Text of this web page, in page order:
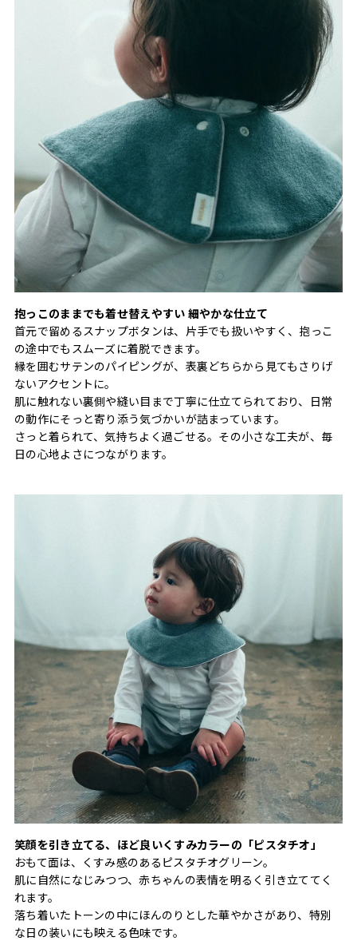
抱っこのままでも着せ替えやすい 細やかな仕立て
首元で留めるスナップボタンは、片手でも扱いやすく、抱っこ
の途中でもスムーズに着脱できます。
縁を囲むサテンのパイピングが、表裏どちらから見てもさりげ
ないアクセントに。
肌に触れない裏側や縫い目まで丁寧に仕立てられており、日常
の動作にそっと寄り添う気づかいが詰まっています。
さっと着られて、気持ちよく過ごせる。その小さな工夫が、毎
日の心地よさにつながります。
笑顔を引き立てる、ほど良いくすみカラーの「ピスタチオ」
おもて面は、くすみ感のあるピスタチオグリーン。
肌に自然になじみつつ、赤ちゃんの表情を明るく引き立ててく
れます。
落ち着いたトーンの中にほんのりとした華やかさがあり、特別
な日の装いにも映える色味です。